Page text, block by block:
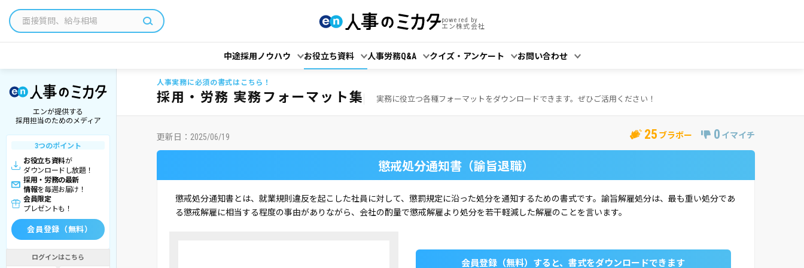
powered by
エン株式会社
中途採用ノウハウ お役立ち資料 人事労務Q&A クイズ・アンケート お問い合わせ
エンが提供する
採用担当のためのメディア
3つのポイント
お役立ち資料が
ダウンロードし放題！
採用・労務の最新
情報を毎週お届け！
会員限定
プレゼントも！
会員登録（無料）
ログインはこちら
人事実務に必須の書式はこちら！
採用・労務 実務フォーマット集 実務に役立つ各種フォーマットをダウンロードできます。ぜひご活用ください！
更新日： 2025/06/19 25 ブラボー 0 イマイチ
懲戒処分通知書（諭旨退職）
懲戒処分通知書とは、就業規則違反を起こした社員に対して、懲罰規定に沿った処分を通知するための書式です。諭旨解雇処分は、最も重い処分であ
る懲戒解雇に相当する程度の事由がありながら、会社の酌量で懲戒解雇より処分を若干軽減した解雇のことを言います。
会員登録（無料）すると、書式をダウンロードできます